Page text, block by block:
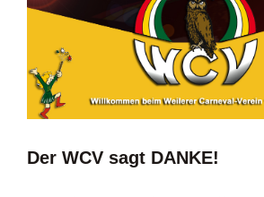
Der WCV sagt DANKE!